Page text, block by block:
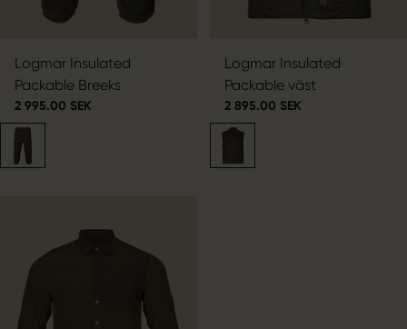
Logmar Insulated
Packable Breeks
2 995.00 SEK
Logmar Insulated
Packable väst
2 895.00 SEK